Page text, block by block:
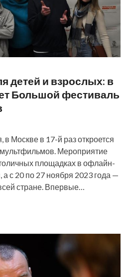
детей и взрослых: в
Большой фестиваль
в Москве в 17-й раз откроется
Мероприятие
площадках в офлайн-
с 20 по 27 ноября 2023 года —
стране. Впервые…